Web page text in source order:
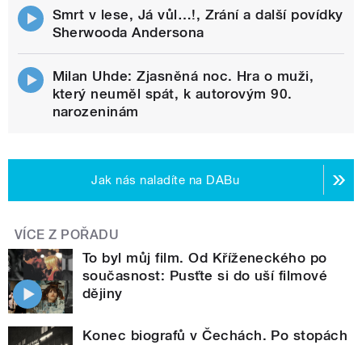
Smrt v lese, Já vůl…!, Zrání a další povídky
Sherwooda Andersona
Milan Uhde: Zjasněná noc. Hra o muži,
který neuměl spát, k autorovým 90.
narozeninám
Jak nás naladíte na DABu
VÍCE Z POŘADU
To byl můj film. Od Kříženeckého po
současnost: Pusťte si do uší filmové
dějiny
Konec biografů v Čechách. Po stopách